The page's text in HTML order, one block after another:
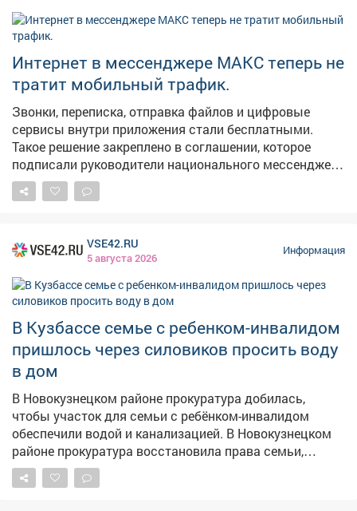
инвестиция в будущее. У ребят появляется больше
возможностей для самореализации, они могут
активнее включаться в жизнь своих городов и
поселков. Тем самым - связывают свое будущее с
Кузбассом. В следующем году откроем такое же
пространство в Киселевске.
Интернет в мессенджере МАКС теперь не
тратит мобильный трафик.
Звонки, переписка, отправка файлов и цифровые
сервисы внутри приложения стали бесплатными.
Такое решение закреплено в соглашении, которое
подписали руководители национального мессенджера
и крупнейших операторов связи.
VSE42.RU
5 августа 2026
Информация
В Кузбассе семье с ребенком-инвалидом
пришлось через силовиков просить воду
в дом
В Новокузнецком районе прокуратура добилась,
чтобы участок для семьи с ребёнком-инвалидом
обеспечили водой и канализацией. В Новокузнецком
районе прокуратура восстановила права семьи,
воспитывающей ребёнка с ограниченными
возможностями здоровья. Как сообщает прокуратура